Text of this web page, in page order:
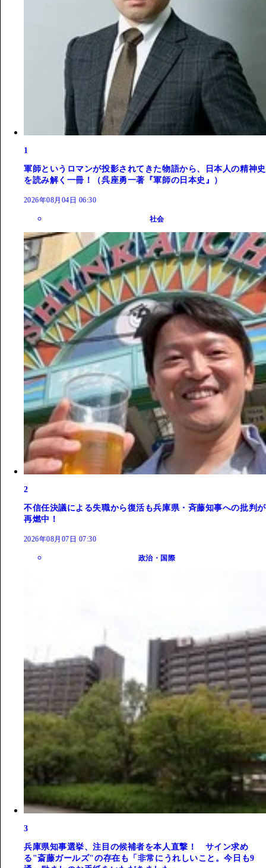
1
軍師というロマンが投影されてきた物語から、日本人の精神史
を読み解く一冊！（呉座勇一著『軍師の日本史』）
2026年08月04日 06:30
社会
2
不信任決議による失職から復活も兵庫県・斉藤知事への批判が
再燃中！
2026年08月07日 07:30
政治・国際
3
兵庫県知事選挙、注目の候補者を本人直撃！ サイン求め
る"斎藤ガールズ"の存在も「非常にうれしいこと。今日も9